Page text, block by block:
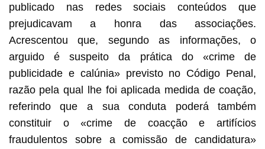
publicado nas redes sociais conteúdos que
prejudicavam a honra das associações.
Acrescentou que, segundo as informações, o
arguido é suspeito da prática do «crime de
publicidade e calúnia» previsto no Código Penal,
razão pela qual lhe foi aplicada medida de coação,
referindo que a sua conduta poderá também
constituir o «crime de coacção e artifícios
fraudulentos sobre a comissão de candidatura»